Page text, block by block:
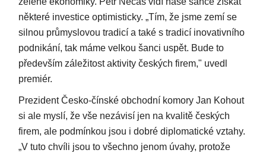
některé investice optimisticky. „Tím, že jsme zemí se
silnou průmyslovou tradicí a také s tradicí inovativního
podnikání, tak máme velkou šanci uspět. Bude to
především záležitost aktivity českých firem," uvedl
premiér.
Prezident Česko-čínské obchodní komory Jan Kohout
si ale myslí, že vše nezávisí jen na kvalitě českých
firem, ale podmínkou jsou i dobré diplomatické vztahy.
„V tuto chvíli jsou to všechno jenom úvahy, protože